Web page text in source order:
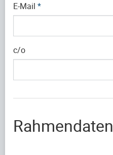
E-Mail *
c/o
Rahmendaten